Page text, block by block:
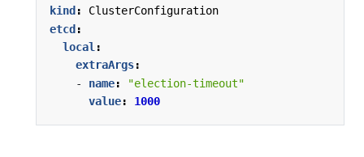
kind :
ClusterConfiguration
etcd :
local :
extraArgs:
- name:
"election-timeout"
value: 1000